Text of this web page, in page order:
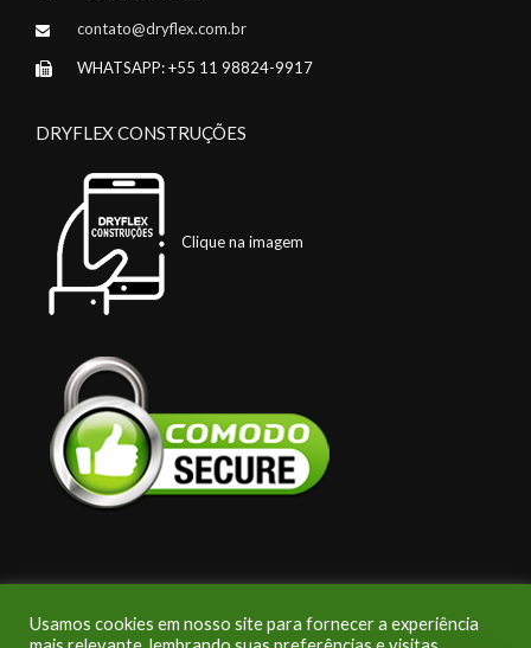
contato@dryflex.com.br
WHATSAPP: +55 11 98824-9917
DRYFLEX CONSTRUÇÕES
Clique na imagem
Copyright: DryFlex - 2020 - Direitos Reservados - Mantido e
Usamos cookies em nosso site para fornecer a experiência